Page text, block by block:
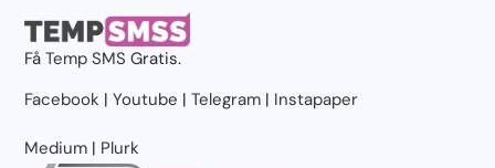
FåTemp SMS Gratis.
Facebook |Youtube |Telegram | Instapaper
Medium | Plurk